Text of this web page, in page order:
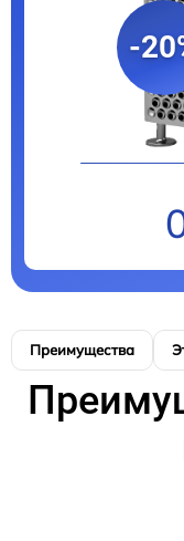
-
Преимущества